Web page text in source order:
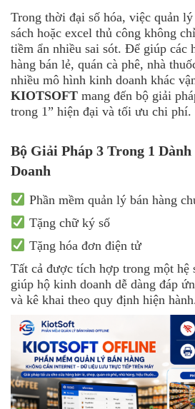
Trong thời đại số hóa, việc quản lý
sách hoặc excel thủ công không
tiềm ẩn nhiều sai sót. Để giúp các
hàng bán lẻ, quán cà phê, nhà
nhiều mô hình kinh doanh khác
KIOTSOFT mang đến bộ giải
trong 1” hiện đại và tối ưu chi phí.
Bộ Giải Pháp 3 Trong 1
Doanh
Phần mềm quản lý bán hàng
Tặng chữ ký số
Tặng hóa đơn điện tử
Tất cả được tích hợp trong một hệ
giúp hộ kinh doanh dễ dàng đáp
và kê khai theo quy định hiện